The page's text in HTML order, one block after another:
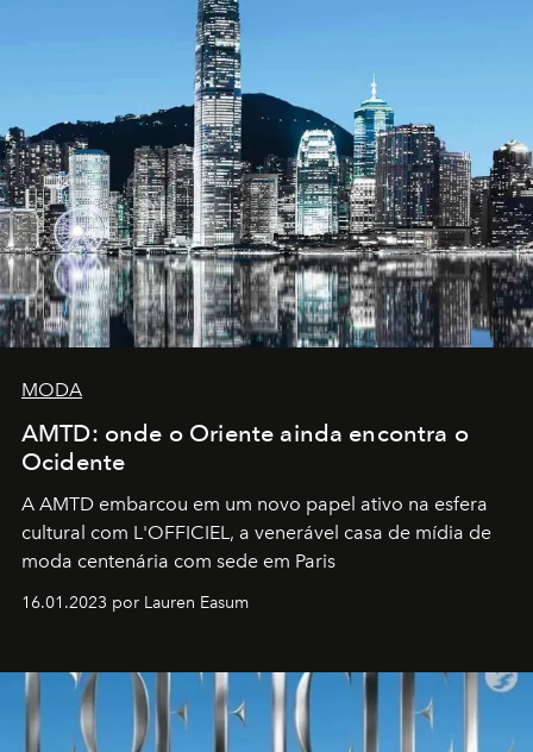
MODA
AMTD: onde o Oriente ainda encontra o
Ocidente
A AMTD embarcou em um novo papel ativo na esfera
cultural com L'OFFICIEL, a venerável casa de mídia de
moda centenária com sede em Paris
16.01.2023 por Lauren Easum